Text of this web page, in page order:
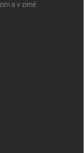
a v zimě